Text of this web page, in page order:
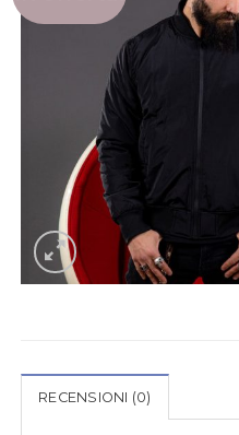
RECENSIONI (0)